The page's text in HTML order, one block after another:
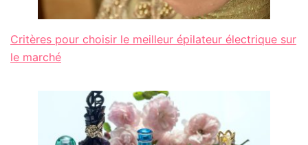
Critères pour choisir le meilleur épilateur électrique sur
le marché